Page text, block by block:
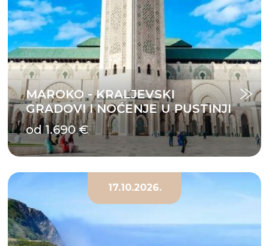
MAROKO - KRALJEVSKI
GRADOVI I NOĆENJE U PUSTINJI
od 1.690 €
17.10.2026.